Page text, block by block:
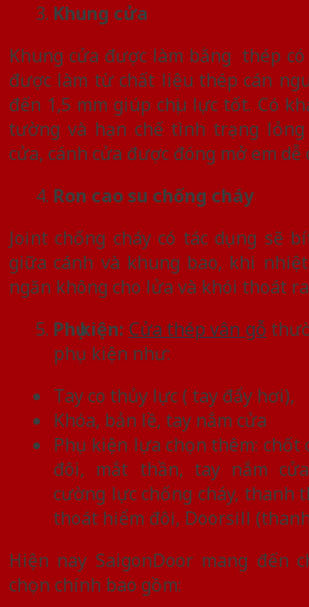
Khung cửa
Khung cửa được làm bằng thép
được làm từ chất liệu thép cán
đến 1,5 mm giúp chịu lực tốt. Có
tường và hạn chế tình trạng
cửa, cánh cửa được đóng mở em dễ
Ron cao su chống cháy
Joint chống cháy có tác dụng sẽ
giữa cánh và khung bao, khi
ngăn không cho lửa và khói thoát
Phụ kiện: Cửa thép vân gỗ
phụ kiện như:
Tay co thủy lực ( tay đẩy hơi),
Khóa, bản lề, tay nắm cửa
Phụ kiện lựa chọn thêm: chốt
đôi, mắt thần, tay nắm
cường lực chống cháy, thanh
thoát hiểm đôi, Doorsill
Hiện nay SaigonDoor mang đến
chọn chính bao gồm: